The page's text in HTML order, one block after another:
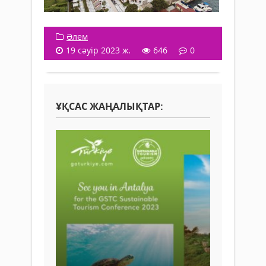
Әлем
19 сәуір 2023 ж.
646 0
ҰҚСАС ЖАҢАЛЫҚТАР: